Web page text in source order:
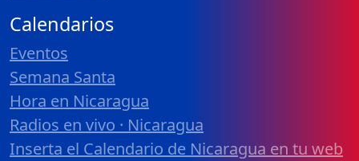
Calendarios
Eventos
Semana Santa
Hora en Nicaragua
Radios en vivo · Nicaragua
Inserta el Calendario de Nicaragua en tu web